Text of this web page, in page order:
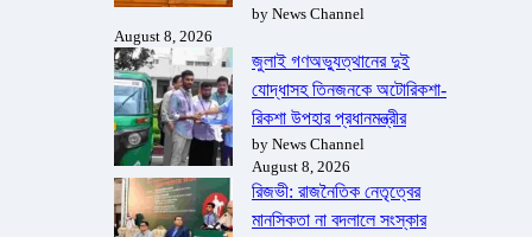
by News Channel
August 8, 2026
জুলাই গণঅভ্যুত্থানের দুই
যোদ্ধাসহ তিনজনকে অটোরিকশা-
রিকশা উপহার প্রধানমন্ত্রীর
by News Channel
August 8, 2026
রিজভী: রাজনৈতিক নেতৃত্বের
মানসিকতা না বদলালে সংস্কার